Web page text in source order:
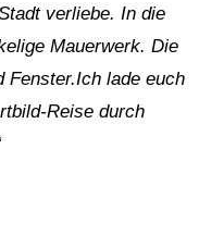
verliebe. In die
Mauerwerk. Die
Fenster.Ich lade euch
Reise durch